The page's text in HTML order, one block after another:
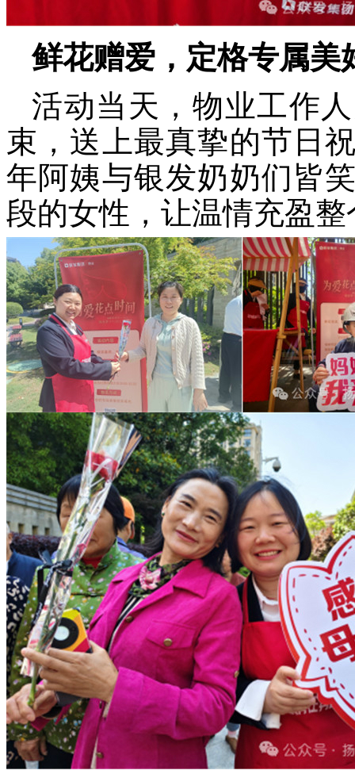
鲜花赠爱，定格专属美
活动当天，物业工作
束 ， 送上最真挚的节日
年阿姨与银发奶奶们皆
段的女性，让温情充盈